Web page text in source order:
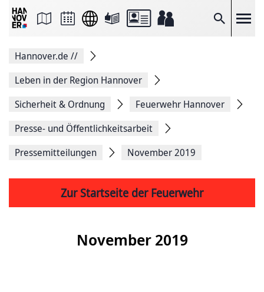
Suche
Seite
Facebook
teilen
Seitenlink
Seite
Hannover.de //
Leben in der Region Hannover
Sicherheit & Ordnung
Feuerwehr Hannover
Presse- und Öffentlichkeitsarbeit
Pressemitteilungen
November 2019
Zur Startseite der Feuerwehr
November 2019